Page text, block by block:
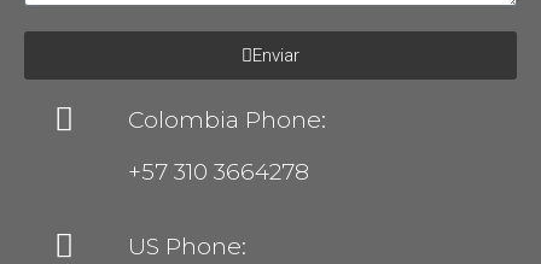
Enviar
Colombia Phone:
+57 310 3664278
US Phone: